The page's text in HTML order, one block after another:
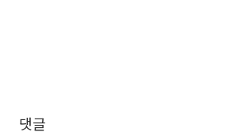
댓글